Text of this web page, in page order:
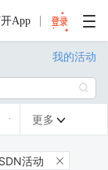
App
我的活动

更多 
活动 